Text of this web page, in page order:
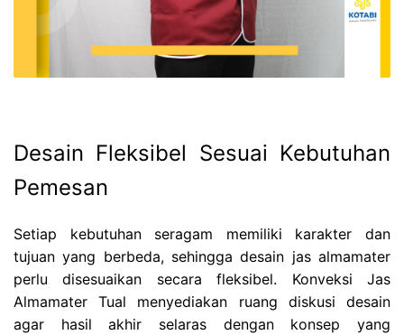
Desain Fleksibel Sesuai Kebutuhan
Pemesan
Setiap kebutuhan seragam memiliki karakter dan
tujuan yang berbeda, sehingga desain jas almamater
perlu disesuaikan secara fleksibel. Konveksi Jas
Almamater Tual menyediakan ruang diskusi desain
agar hasil akhir selaras dengan konsep yang